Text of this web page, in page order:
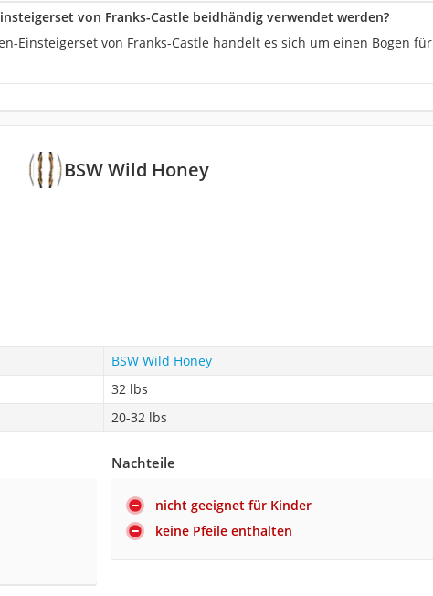
von Franks-Castle beidhändig verwendet werden?
Einsteigerset von Franks-Castle handelt es sich um einen Bogen für
BSW Wild Honey
BSW Wild Honey
32 lbs
20-32 lbs
Nachteile
nicht geeignet für Kinder
keine Pfeile enthalten